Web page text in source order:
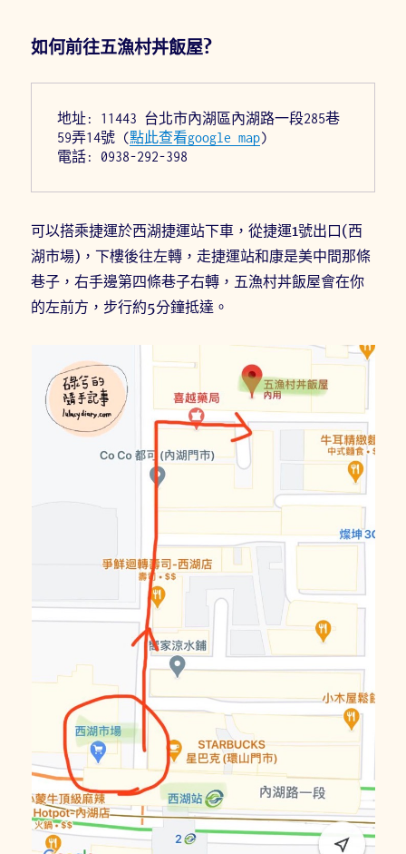
如何前往五漁村丼飯屋?
地址: 11443 台北市內湖區內湖路一段285巷
59弄14號 (點此查看google map)
電話: 0938-292-398
可以搭乘捷運於西湖捷運站下車，從捷運1號出口(西
湖市場)，下樓後往左轉，走捷運站和康是美中間那條
巷子，右手邊第四條巷子右轉，五漁村丼飯屋會在你
的左前方，步行約5分鐘抵達。